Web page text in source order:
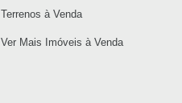
Terrenos à Venda
Ver Mais Imóveis à Venda